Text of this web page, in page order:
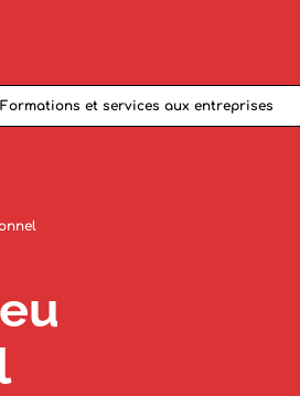
Formations et services aux entreprises